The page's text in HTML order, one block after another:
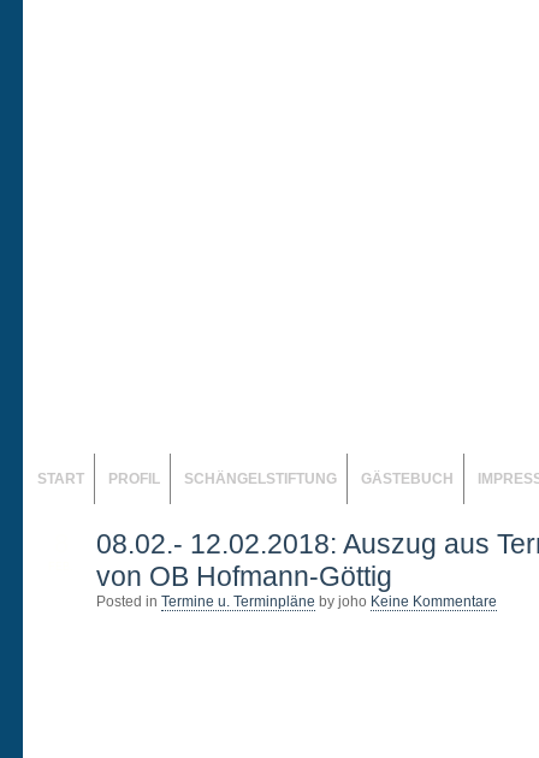
START PROFIL SCHÄNGELSTIFTUNG GÄSTEBUCH
08.02.- 12.02.2018: Auszug aus
von OB Hofmann-Göttig
Posted in Termine u. Terminpläne by joho Keine Kommentare